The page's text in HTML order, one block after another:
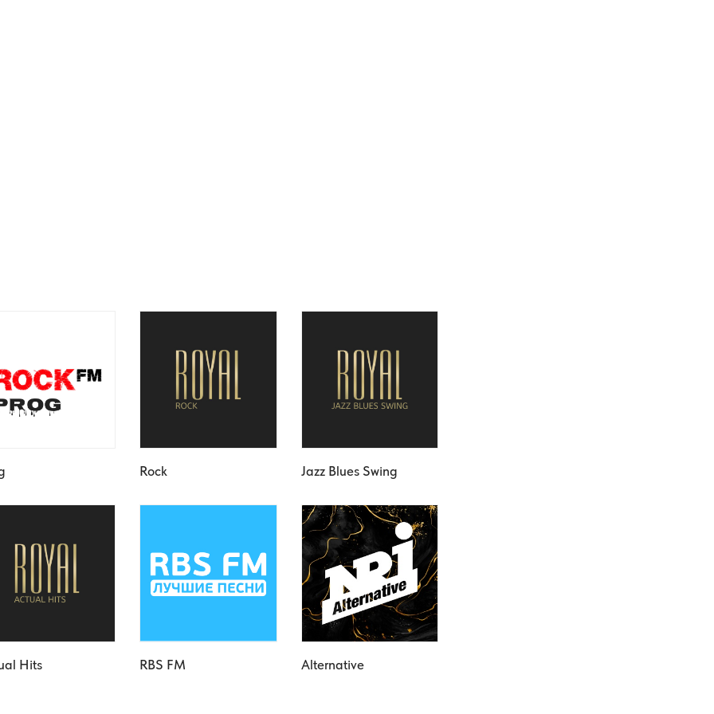
Rock Jazz Blues Swing
Hits RBS FM Alternative